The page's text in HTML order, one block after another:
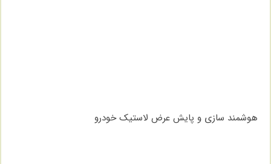
هوشمند سازی و پایش عرض لاستیک خودرو